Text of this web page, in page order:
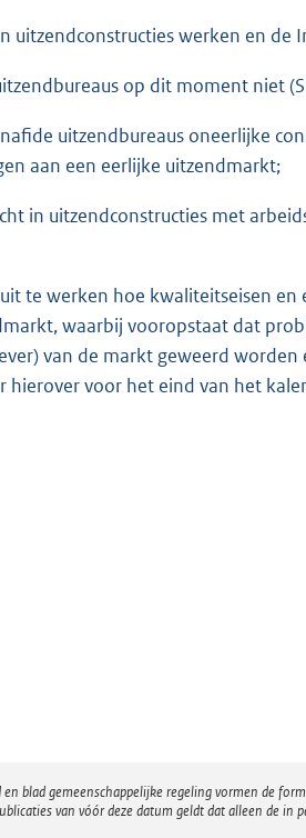
werken en de
op dit moment niet
uitzendbureaus oneerlijke
aan een eerlijke uitzendmarkt;
in uitzendconstructies met
te werken hoe kwaliteitseisen
waarbij vooropstaat dat
van de markt geweerd
hierover voor het eind van het
blad gemeenschappelijke regeling vormen de
van vóór deze datum geldt dat alleen de in